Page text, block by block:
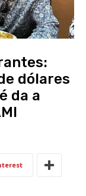
dólares
da a